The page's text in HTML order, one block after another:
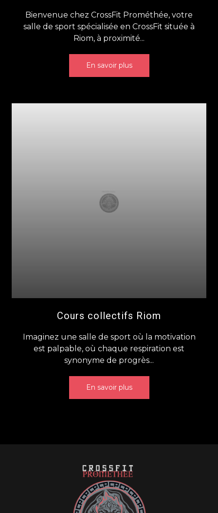
Bienvenue chez CrossFit Prométhée, votre
salle de sport spécialisée en CrossFit située à
Riom, à proximité...
En savoir plus
Cours collectifs Riom
Imaginez une salle de sport où la motivation
est palpable, où chaque respiration est
synonyme de progrès...
En savoir plus